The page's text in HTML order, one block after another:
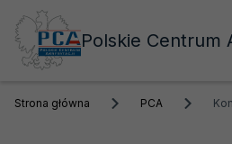
Polskie Centrum
Strona główna PCA